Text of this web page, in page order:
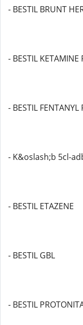
- BESTIL BRUNT
- BESTIL KETAMINE
- BESTIL
- K&oslash;b 5cl-
- BESTIL ETAZENE
- BESTIL GBL
- BESTIL